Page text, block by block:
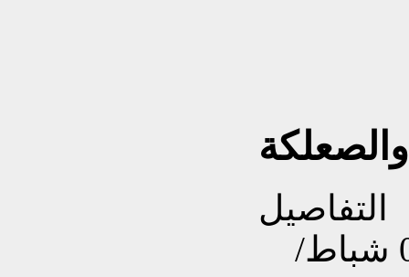
التفاصيل
تم إنشاءه بتاريخ الخميس, 04 شباط/